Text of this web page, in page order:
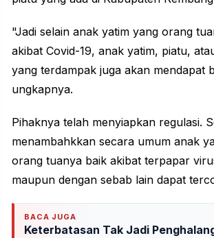
"Jadi selain anak yatim yang orang
akibat Covid-19, anak yatim, piatu,
yang terdampak juga akan mendapat
ungkapnya.
Pihaknya telah menyiapkan regulasi.
menambahkkan secara umum anak
orang tuanya baik akibat terpapar
maupun dengan sebab lain dapat
BACA JUGA
Keterbatasan Tak Jadi